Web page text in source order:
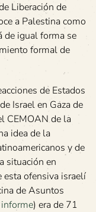
Liberación de
a Palestina como
de igual forma se
formal de
de Estados
Israel en Gaza de
CEMOAN de la
idea de la
y de
situación en
esta ofensiva israelí
de Asuntos
informe) era de 71